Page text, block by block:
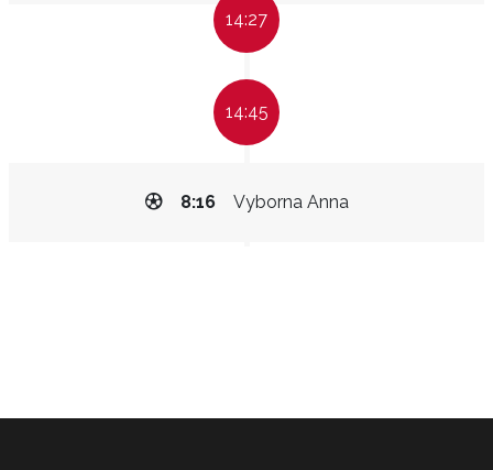
14:27
14:45
Vyborna Anna
8:16